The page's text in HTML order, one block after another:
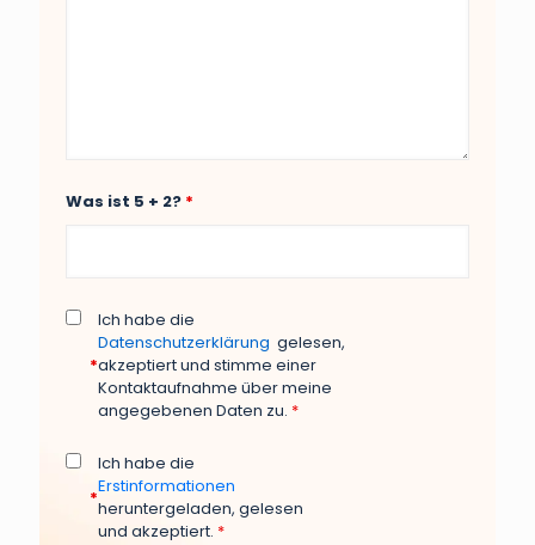
Was ist 5 + 2? *
*
Ich habe die
Datenschutzerklärung gelesen,
akzeptiert und stimme einer
Kontaktaufnahme über meine
angegebenen Daten zu. *
*
Ich habe die
Erstinformationen
heruntergeladen, gelesen
und akzeptiert. *